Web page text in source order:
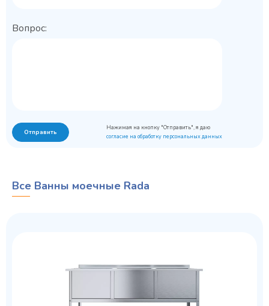
Вопрос:
Отправить
Нажимая на кнопку "Отправить", я даю
согласие на обработку персональных данных
Все Ванны моечные Rada